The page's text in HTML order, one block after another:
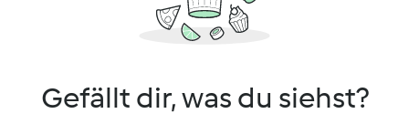
Gefällt dir, was du siehst?